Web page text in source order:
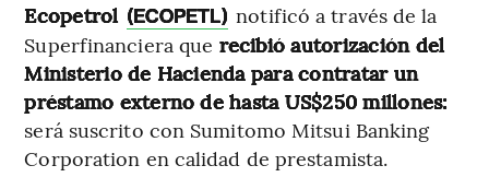
Ecopetrol (ECOPETL) notificó a través de la
Superfinanciera que recibió autorización del
Ministerio de Hacienda para contratar un
préstamo externo de hasta US$250 millones:
será suscrito con Sumitomo Mitsui Banking
Corporation en calidad de prestamista.